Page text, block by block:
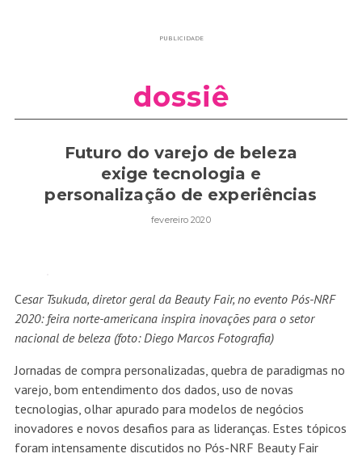
PUBLICIDADE
dossiê
Futuro do varejo de beleza
exige tecnologia e
personalização de experiências
fevereiro 2020
Cesar Tsukuda, diretor geral da Beauty Fair, no evento Pós-NRF
2020: feira norte-americana inspira inovações para o setor
nacional de beleza (foto: Diego Marcos Fotografia)
Jornadas de compra personalizadas, quebra de paradigmas no
varejo, bom entendimento dos dados, uso de novas
tecnologias, olhar apurado para modelos de negócios
inovadores e novos desafios para as lideranças. Estes tópicos
foram intensamente discutidos no Pós-NRF Beauty Fair